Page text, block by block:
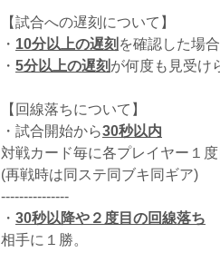
【試合への遅刻について】
・ 10分以上の遅刻 を確認した場合
・ 5分以上の遅刻 が何度も見受け
【回線落ちについて】
・試合開始から30秒以内
対戦カード毎に各プレイヤー１度
(再戦時は同ステ同ブキ同ギア)
---------------
・ 30秒以降や２度目の回線落ち
相手に１勝。